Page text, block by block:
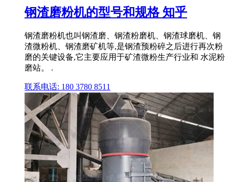
钢渣磨粉机的型号和规格 知乎
钢渣磨粉机也叫钢渣磨、钢渣粉磨机、钢渣球磨机、钢
渣微粉机、钢渣磨矿机等,是钢渣预粉碎之后进行再次粉
磨的关键设备,它主要应用于矿渣微粉生产行业和 水泥粉
磨站。 .
联系电话: 180 3780 8511